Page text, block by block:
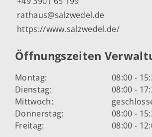
rathaus@salzwedel.de
https://www.salzwedel.de/
Öffnungszeiten
Montag:
08:00 -
Dienstag:
08:00 -
Mittwoch:
Donnerstag:
08:00 -
Freitag:
08:00 -